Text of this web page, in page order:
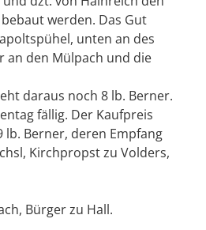
werden. Das Gut
unten an des
an den Mülpach und die
daraus noch 8 lb. Berner.
fällig. Der Kaufpreis
lb. Berner, deren Empfang
Kirchpropst zu Volders,
Bürger zu Hall.